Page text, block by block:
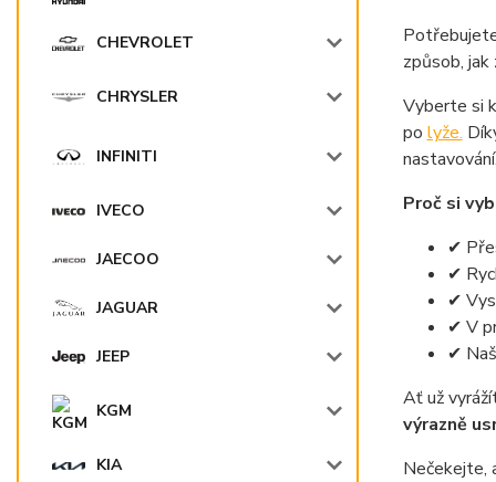
CHEVROLET
CHRYSLER
INFINITI
IVECO
JAECOO
JAGUAR
JEEP
KGM
KIA
způsob,
Vyberte si
po lyže.
Proč si
✔
✔
✔
✔ V
✔
Ať už
výrazně
Nečekejte,